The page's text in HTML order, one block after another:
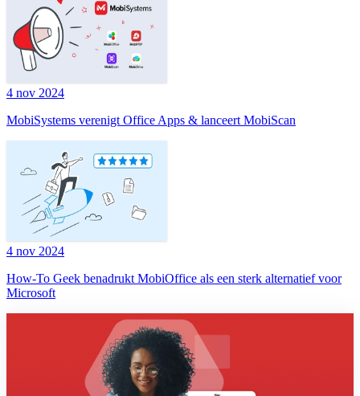
4 nov 2024
MobiSystems verenigt Office Apps & lanceert MobiScan
4 nov 2024
How-To Geek benadrukt MobiOffice als een sterk alternatief voor
Microsoft